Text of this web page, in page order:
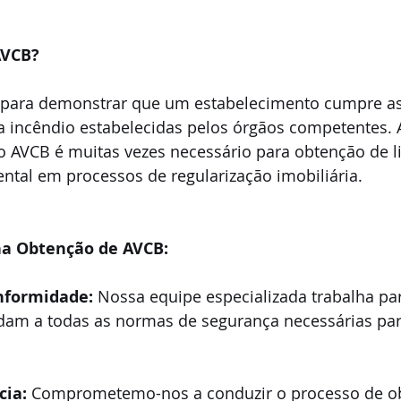
para demonstrar que um estabelecimento cumpre
incêndio estabelecidas pelos órgãos competentes.
é muitas vezes necessário para obtenção de
em processos de regularização imobiliária.
Obtenção de AVCB:
Nossa equipe especializada trabalha
a todas as normas de segurança necessárias
Comprometemo-nos a conduzir o processo de